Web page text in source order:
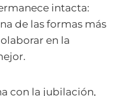
intacta:
de las formas más
en la
con la jubilación,